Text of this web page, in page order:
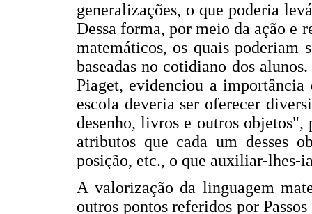
generalizações, o que poderia
Dessa forma, por meio da ação e
matemáticos, os quais poderiam
baseadas no cotidiano dos
Piaget, evidenciou a importância
escola deveria ser oferecer
desenho, livros e outros objetos",
atributos que cada um desses
posição, etc., o que auxiliar-lhes-
A valorização da linguagem
outros pontos referidos por